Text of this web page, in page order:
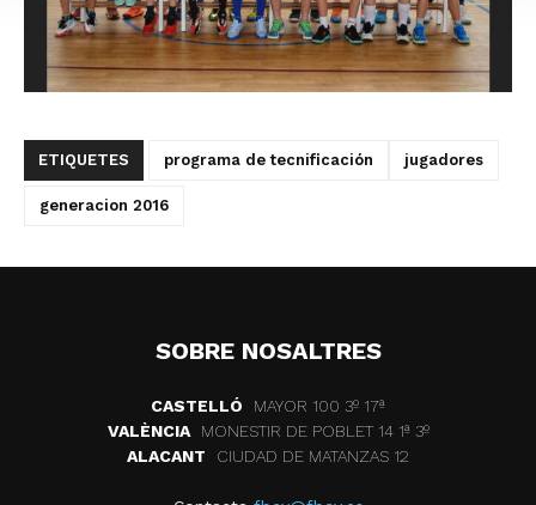
ETIQUETES programa de tecnificación jugadores
generacion 2016
SOBRE NOSALTRES
CASTELLÓ
MAYOR 100 3º 17ª
VALÈNCIA
MONESTIR DE POBLET 14 1ª 3º
ALACANT
CIUDAD DE MATANZAS 12